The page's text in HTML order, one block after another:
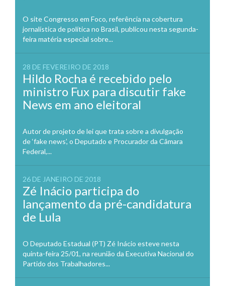
O site Congresso em Foco, referência na cobertura
jornalística de política no Brasil, publicou nesta segunda-
feira matéria especial sobre...
28 DE FEVEREIRO DE 2018
Hildo Rocha é recebido pelo
ministro Fux para discutir fake
News em ano eleitoral
Autor de projeto de lei que trata sobre a divulgação
de ‘fake news’, o Deputado e Procurador da Câmara
Federal,...
26 DE JANEIRO DE 2018
Zé Inácio participa do
lançamento da pré-candidatura
de Lula
O Deputado Estadual (PT) Zé Inácio esteve nesta
quinta-feira 25/01, na reunião da Executiva Nacional do
Partido dos Trabalhadores...